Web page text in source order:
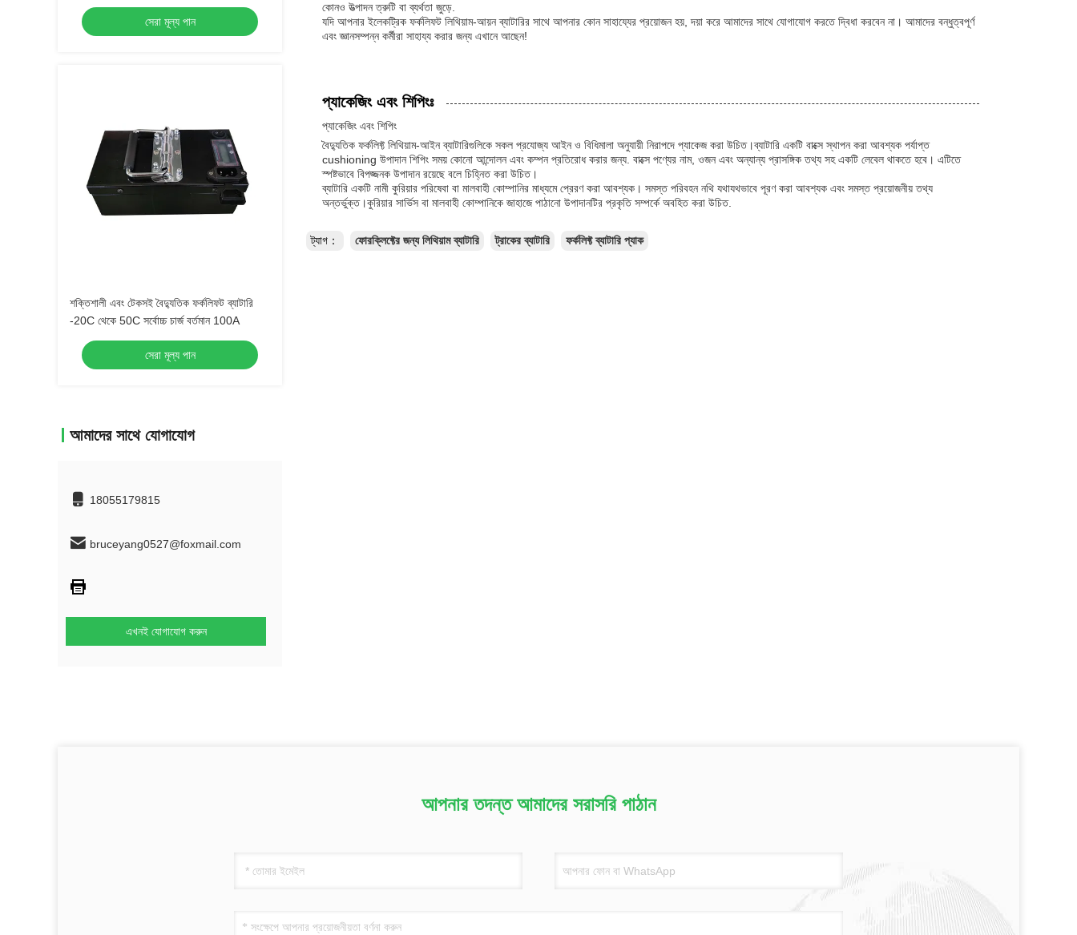
সেরা মূল্য পান
শক্তিশালী এবং টেকসই বৈদ্যুতিক ফর্কলিফট ব্যাটারি
-20C থেকে 50C সর্বোচ্চ চার্জ বর্তমান 100A
সেরা মূল্য পান
আমাদের সাথে যোগাযোগ
18055179815
bruceyang0527@foxmail.com
এখনই যোগাযোগ করুন
কোনও উত্পাদন ত্রুটি বা ব্যর্থতা জুড়ে.
যদি আপনার ইলেকট্রিক ফর্কলিফট লিথিয়াম-আয়ন ব্যাটারির সাথে আপনার কোন সাহায্যের প্রয়োজন হয়, দয়া করে আমাদের সাথে যোগাযোগ করতে দ্বিধা করবেন না। আমাদের বন্ধুত্বপূর্ণ
এবং জ্ঞানসম্পন্ন কর্মীরা সাহায্য করার জন্য এখানে আছেন!
প্যাকেজিং এবং শিপিংঃ
প্যাকেজিং এবং শিপিং
বৈদ্যুতিক ফর্কলিফ্ট লিথিয়াম-আইন ব্যাটারিগুলিকে সকল প্রযোজ্য আইন ও বিধিমালা অনুযায়ী নিরাপদে প্যাকেজ করা উচিত।ব্যাটারি একটি বাক্সে স্থাপন করা আবশ্যক পর্যাপ্ত
cushioning উপাদান শিপিং সময় কোনো আন্দোলন এবং কম্পন প্রতিরোধ করার জন্য. বাক্সে পণ্যের নাম, ওজন এবং অন্যান্য প্রাসঙ্গিক তথ্য সহ একটি লেবেল থাকতে হবে। এটিতে
স্পষ্টভাবে বিপজ্জনক উপাদান রয়েছে বলে চিহ্নিত করা উচিত।
ব্যাটারি একটি নামী কুরিয়ার পরিষেবা বা মালবাহী কোম্পানির মাধ্যমে প্রেরণ করা আবশ্যক। সমস্ত পরিবহন নথি যথাযথভাবে পূরণ করা আবশ্যক এবং সমস্ত প্রয়োজনীয় তথ্য
অন্তর্ভুক্ত।কুরিয়ার সার্ভিস বা মালবাহী কোম্পানিকে জাহাজে পাঠানো উপাদানটির প্রকৃতি সম্পর্কে অবহিত করা উচিত.
ট্যাগ： ফোরক্লিফ্টের জন্য লিথিয়াম ব্যাটারি ট্রাকের ব্যাটারি ফর্কলিফ্ট ব্যাটারি প্যাক
আপনার তদন্ত আমাদের সরাসরি পাঠান